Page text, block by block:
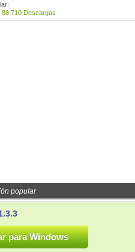
88 710 Descargas
popular